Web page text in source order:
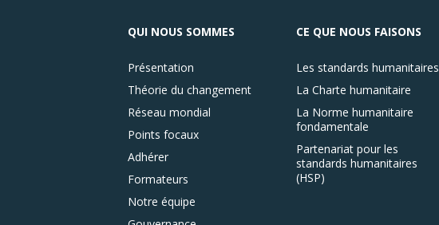
QUI NOUS SOMMES
Présentation
Théorie du changement
Réseau mondial
Points focaux
Adhérer
Formateurs
Notre équipe
CE QUE NOUS FAISONS
Les standards humanitaires
La Charte humanitaire
La Norme humanitaire
fondamentale
Partenariat pour les
standards humanitaires
(HSP)